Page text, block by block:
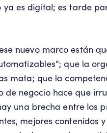
ya es digital; es tarde
nuevo marco están
que la
mata; que la
negocio hace que
una brecha entre los
mejores contenidos